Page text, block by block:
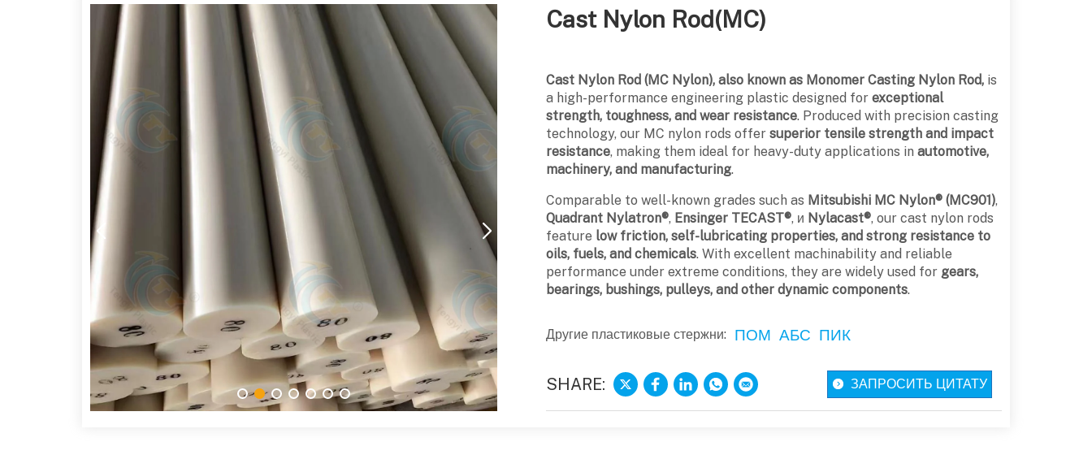
Cast Nylon Rod(MC)
Cast Nylon Rod (MC Nylon), also known as Monomer Casting Nylon Rod, is
a high-performance engineering plastic designed for exceptional
strength, toughness, and wear resistance. Produced with precision casting
technology, our MC nylon rods offer superior tensile strength and impact
resistance, making them ideal for heavy-duty applications in automotive,
machinery, and manufacturing.
Comparable to well-known grades such as Mitsubishi MC Nylon® (MC901),
Quadrant Nylatron®, Ensinger TECAST®, и Nylacast®, our cast nylon rods
feature low friction, self-lubricating properties, and strong resistance to
oils, fuels, and chemicals. With excellent machinability and reliable
performance under extreme conditions, they are widely used for gears,
bearings, bushings, pulleys, and other dynamic components.
Другие пластиковые стержни: ПОМ АБС ПИК
SHARE: ЗАПРОСИТЬ ЦИТАТУ